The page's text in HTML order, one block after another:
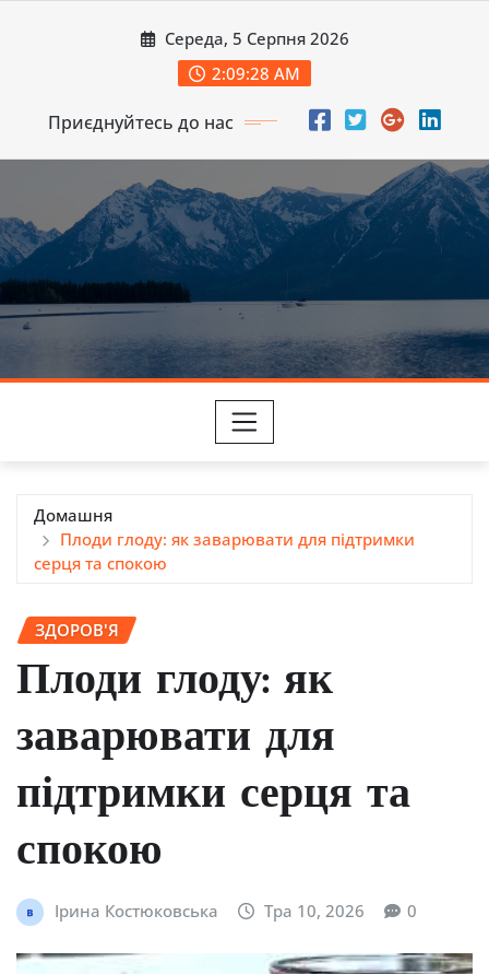
Середа, 5 Серпня 2026
2:09:30 AM
Приєднуйтесь до нас
Домашня
Плоди глоду: як заварювати для підтримки
серця та спокою
ЗДОРОВ'Я
Плоди глоду: як
заварювати для
підтримки серця та
спокою
Ірина Костюковська Тра 10, 2026 0